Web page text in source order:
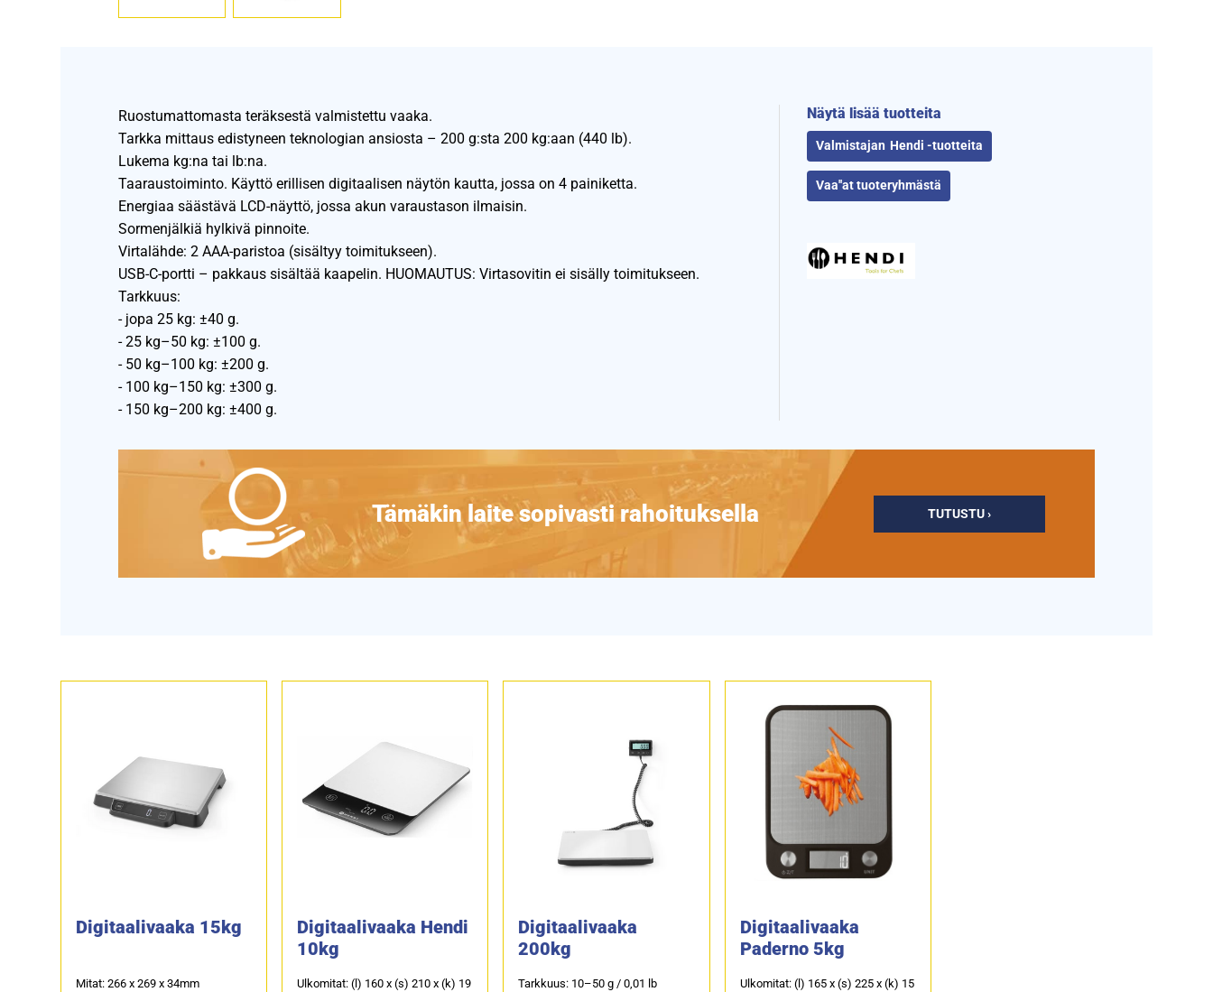
Ruostumattomasta teräksestä valmistettu vaaka.
Tarkka mittaus edistyneen teknologian ansiosta – 200 g:sta 200 kg:aan (440 lb).
Lukema kg:na tai lb:na.
Taaraustoiminto. Käyttö erillisen digitaalisen näytön kautta, jossa on 4 painiketta.
Energiaa säästävä LCD-näyttö, jossa akun varaustason ilmaisin.
Sormenjälkiä hylkivä pinnoite.
Virtalähde: 2 AAA-paristoa (sisältyy toimitukseen).
USB-C-portti – pakkaus sisältää kaapelin. HUOMAUTUS: Virtasovitin ei sisälly toimitukseen.
Tarkkuus:
- jopa 25 kg: ±40 g.
- 25 kg–50 kg: ±100 g.
- 50 kg–100 kg: ±200 g.
- 100 kg–150 kg: ±300 g.
- 150 kg–200 kg: ±400 g.
Näytä lisää tuotteita
Hendi -tuotteita
Vaa''at tuoteryhmästä
Tämäkin laite sopivasti rahoituksella TUTUSTU ›
Digitaalivaaka 15kg
Mitat: 266 x 269 x 34mm
Digitaalivaaka Hendi
10kg
Ulkomitat: (l) 160 x (s) 210 x (k) 19
Digitaalivaaka
200kg
Tarkkuus: 10–50 g / 0,01 lb
Digitaalivaaka
Paderno 5kg
Ulkomitat: (l) 165 x (s) 225 x (k) 15